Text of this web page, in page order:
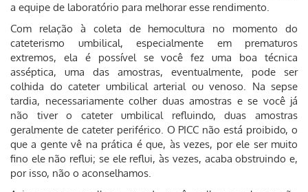
a equipe de laboratório para melhorar esse rendimento.
Com relação à coleta de hemocultura no momento do
cateterismo umbilical, especialmente em prematuros
extremos, ela é possível se você fez uma boa técnica
asséptica, uma das amostras, eventualmente, pode ser
colhida do cateter umbilical arterial ou venoso. Na sepse
tardia, necessariamente colher duas amostras e se você já
não tiver o cateter umbilical refluindo, duas amostras
geralmente de cateter periférico. O PICC não está proibido, o
que a gente vê na prática é que, às vezes, por ele ser muito
fino ele não reflui; se ele reflui, às vezes, acaba obstruindo e,
por isso, não o aconselhamos.